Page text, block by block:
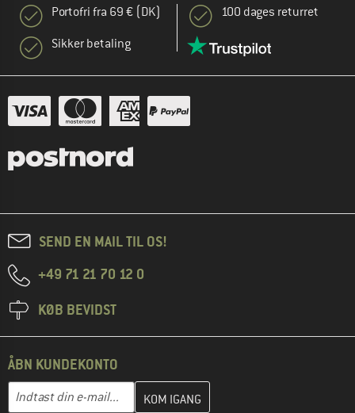
Portofri fra 69 € (DK)
Sikker betaling
100 dages returret
SEND EN MAIL TIL OS!
+49 71 21 70 12 0
KØB BEVIDST
ÅBN KUNDEKONTO
E-mail-adresse
Indtast din e-mailadresse her, og opret i næste trin din